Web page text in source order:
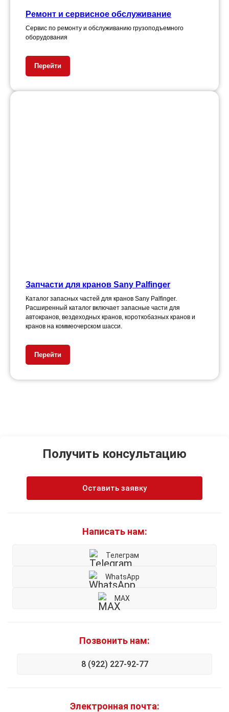
Ремонт и сервисное обслуживание
Сервис по ремонту и обслуживанию грузоподъемного
оборудования
Перейти
Запчасти для кранов Sany Palfinger
Каталог запасных частей для кранов Sany Palfinger.
Расширенный каталог включает запасные части для
автокранов, вездеходных кранов, короткобазных кранов и
кранов на коммеочерском шасси.
Перейти
Получить консультацию
Оставить заявку
Написать нам:
Телеграм
WhatsApp
MAX
Позвонить нам:
8 (922) 227-92-77
Электронная почта: